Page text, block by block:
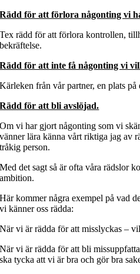
Rädd för att förlora någonting vi
Tex rädd för att förlora kontrollen,
bekräftelse.
Rädd för att inte få någonting vi
Kärleken från vår partner, en plats
Rädd för att bli avslöjad.
Om vi har gjort någonting som vi
vänner lära känna vårt riktiga jag av
tråkig person.
Med det sagt så är ofta våra rädslor
ambition.
Här kommer några exempel på vad
vi känner oss rädda:
När vi är rädda för att misslyckas –
När vi är rädda för att bli
ska tycka att vi är bra och gör bra